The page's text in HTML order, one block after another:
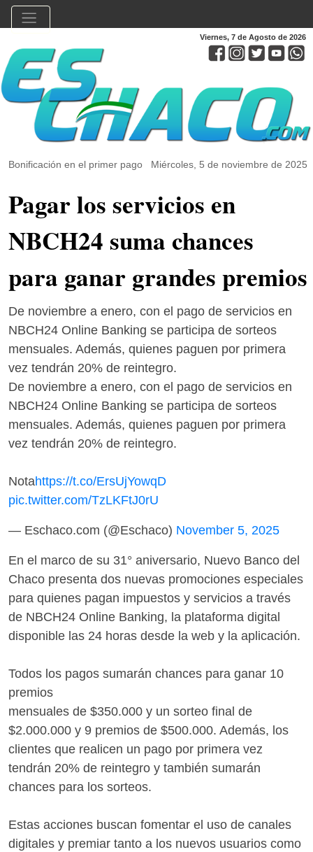
Viernes, 7 de Agosto de 2026
Bonificación en el primer pago Miércoles, 5 de noviembre de 2025
Pagar los servicios en
NBCH24 suma chances
para ganar grandes premios
De noviembre a enero, con el pago de servicios en
NBCH24 Online Banking se participa de sorteos
mensuales. Además, quienes paguen por primera
vez tendrán 20% de reintegro.
De noviembre a enero, con el pago de servicios en
NBCH24 Online Banking se participa de sorteos
mensuales. Además, quienes paguen por primera
vez tendrán 20% de reintegro.
Notahttps://t.co/ErsUjYowqD
pic.twitter.com/TzLKFtJ0rU
— Eschaco.com (@Eschaco) November 5, 2025
En el marco de su 31° aniversario, Nuevo Banco del
Chaco presenta dos nuevas promociones especiales
para quienes pagan impuestos y servicios a través
de NBCH24 Online Banking, la plataforma digital
disponible las 24 horas desde la web y la aplicación.
Todos los pagos sumarán chances para ganar 10
premios
mensuales de $350.000 y un sorteo final de
$2.000.000 y 9 premios de $500.000. Además, los
clientes que realicen un pago por primera vez
tendrán 20% de reintegro y también sumarán
chances para los sorteos.
Estas acciones buscan fomentar el uso de canales
digitales y premiar tanto a los nuevos usuarios como